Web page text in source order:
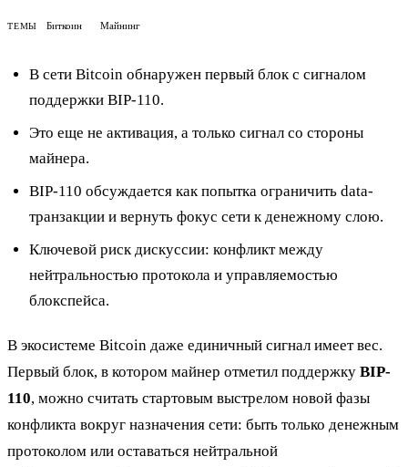
ТЕМЫ Биткоин Майнинг
В сети Bitcoin обнаружен первый блок с сигналом
поддержки BIP-110.
Это еще не активация, а только сигнал со стороны
майнера.
BIP-110 обсуждается как попытка ограничить data-
транзакции и вернуть фокус сети к денежному слою.
Ключевой риск дискуссии: конфликт между
нейтральностью протокола и управляемостью
блокспейса.
В экосистеме Bitcoin даже единичный сигнал имеет вес.
Первый блок, в котором майнер отметил поддержку BIP-
110, можно считать стартовым выстрелом новой фазы
конфликта вокруг назначения сети: быть только денежным
протоколом или оставаться нейтральной